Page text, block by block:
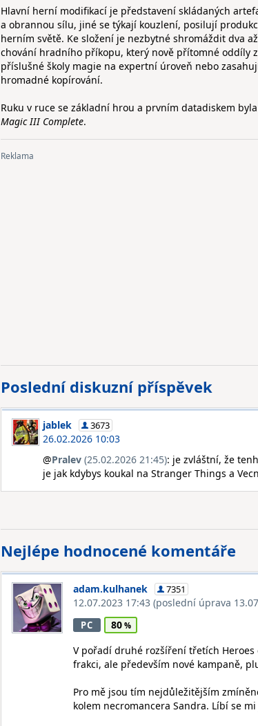
Hlavní herní modifikací je představení skládaných
a obrannou sílu, jiné se týkají kouzlení, posilují
herním světě. Ke složení je nezbytné shromáždit dva
chování hradního příkopu, který nově přítomné oddíly
příslušné školy magie na expertní úroveň nebo
hromadné kopírování.
Ruku v ruce se základní hrou a prvním datadiskem
Magic III Complete.
Poslední diskuzní příspěvek
jablek 3673
26.02.2026 10:03
@Pralev (25.02.2026 21:45): je zvláštní, že
je jak kdybys koukal na Stranger Things a
Nejlépe hodnocené komentáře
adam.kulhanek 7351
12.07.2023 17:43 (poslední úprava
PC
80
V pořadí druhé rozšíření třetích
frakci, ale především nové kampaně,
Pro mě jsou tím nejdůležitějším
kolem necromancera Sandra. Líbí se